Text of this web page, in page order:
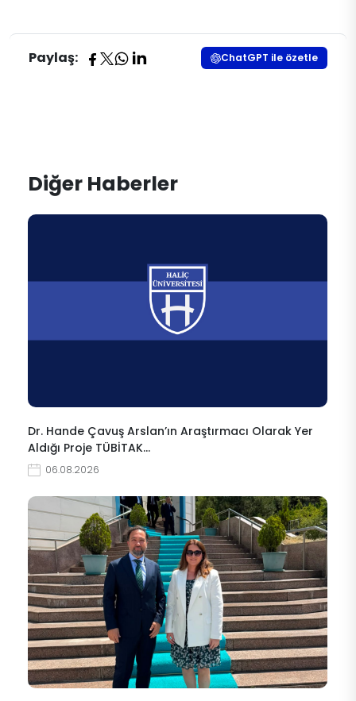
Paylaş: ChatGPT ile özetle
Diğer Haberler
Dr. Hande Çavuş Arslan’ın Araştırmacı Olarak Yer
Aldığı Proje TÜBİTAK…
06.08.2026